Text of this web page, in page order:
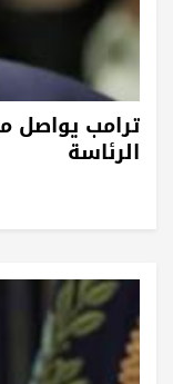
ترامب يواصل
الرئاسة